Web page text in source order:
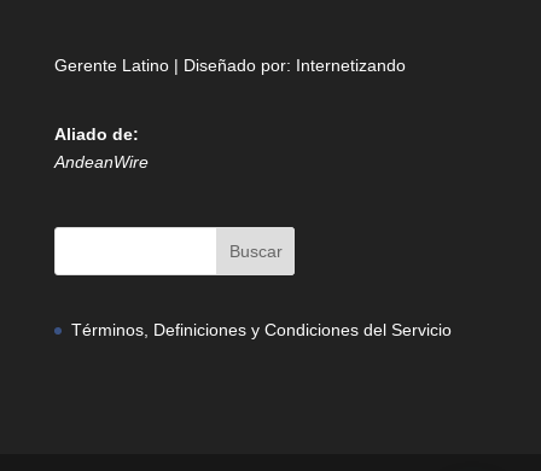
Gerente Latino | Diseñado por: Internetizando
Aliado de:
AndeanWire
Términos, Definiciones y Condiciones del Servicio